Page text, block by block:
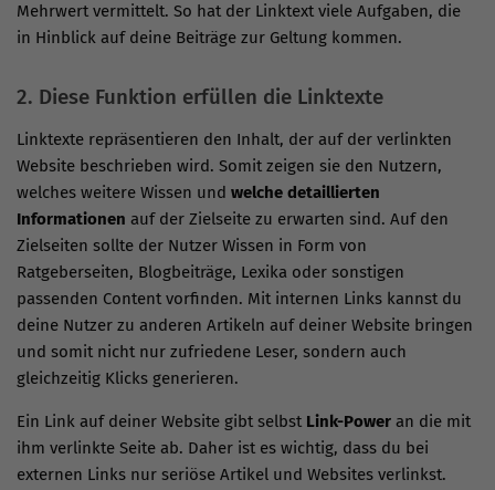
Mehrwert vermittelt. So hat der Linktext viele Aufgaben, die
in Hinblick auf deine Beiträge zur Geltung kommen.
2. Diese Funktion erfüllen die Linktexte
Linktexte repräsentieren den Inhalt, der auf der verlinkten
Website beschrieben wird. Somit zeigen sie den Nutzern,
welches weitere Wissen und welche detaillierten
Informationen auf der Zielseite zu erwarten sind. Auf den
Zielseiten sollte der Nutzer Wissen in Form von
Ratgeberseiten, Blogbeiträge, Lexika oder sonstigen
passenden Content vorfinden. Mit internen Links kannst du
deine Nutzer zu anderen Artikeln auf deiner Website bringen
und somit nicht nur zufriedene Leser, sondern auch
gleichzeitig Klicks generieren.
Ein Link auf deiner Website gibt selbst Link-Power an die mit
ihm verlinkte Seite ab. Daher ist es wichtig, dass du bei
externen Links nur seriöse Artikel und Websites verlinkst.